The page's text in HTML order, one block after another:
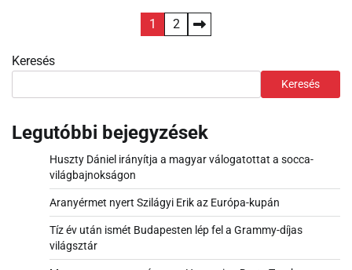
lapozása
1 2
Keresés
Keresés
Legutóbbi bejegyzések
Huszty Dániel irányítja a magyar válogatottat a socca-
világbajnokságon
Aranyérmet nyert Szilágyi Erik az Európa-kupán
Tíz év után ismét Budapesten lép fel a Grammy-díjas
világsztár